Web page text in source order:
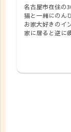
名古屋市在住の
猫と一緒にのん
お家大好きのイ
家に居ると逆に